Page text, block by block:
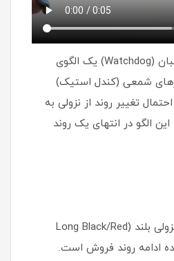
رایدر (Rider) یا سگ نگهبان (Watchdog) یک الگوی
شمعی (کندل استیک)
تغییر روند از نزولی به
الگو در انتهای یک روند
کندل اول: یک کندل نزولی بلند (Long Black/Red